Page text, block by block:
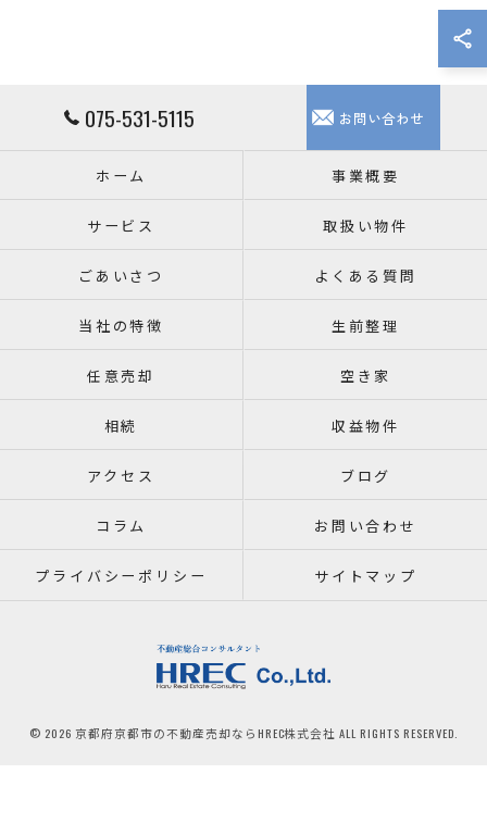
075-531-5115 お問い合わせ
ホーム 事業概要
サービス 取扱い物件
ごあいさつ よくある質問
当社の特徴 生前整理
任意売却 空き家
相続 収益物件
アクセス ブログ
コラム お問い合わせ
プライバシーポリシー サイトマップ
© 2026 京都府京都市の不動産売却ならHREC株式会社 ALL RIGHTS RESERVED.